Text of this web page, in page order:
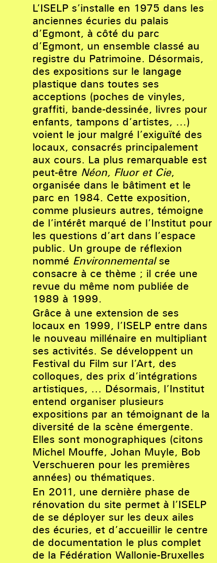
L’ISELP s’installe en 1975 dans les
anciennes écuries du palais
d’Egmont, à côté du parc
d’Egmont, un ensemble classé au
registre du Patrimoine. Désormais,
des expositions sur le langage
plastique dans toutes ses
acceptions (poches de vinyles,
graffiti, bande-dessinée, livres pour
enfants, tampons d’artistes, …)
voient le jour malgré l’exiguïté des
locaux, consacrés principalement
aux cours. La plus remarquable est
peut-être Néon, Fluor et Cie,
organisée dans le bâtiment et le
parc en 1984. Cette exposition,
comme plusieurs autres, témoigne
de l’intérêt marqué de l’Institut pour
les questions d’art dans l’espace
public. Un groupe de réflexion
nommé Environnementalse
consacre à ce thème ; il crée une
revue du même nom publiée de
1989 à 1999.
Grâce à une extension de ses
locaux en 1999, l’ISELP entre dans
le nouveau millénaire en multipliant
ses activités. Se développent un
Festival du Film sur l’Art, des
colloques, des prix d’intégrations
artistiques, … Désormais, l’Institut
entend organiser plusieurs
expositions par an témoignant de la
diversité de la scène émergente.
Elles sont monographiques (citons
Michel Mouffe, Johan Muyle, Bob
Verschueren pour les premières
années) ou thématiques.
En 2011, une dernière phase de
rénovation du site permet à l’ISELP
de se déployer sur les deux ailes
des écuries, et d’accueillir le centre
de documentation le plus complet
de la Fédération Wallonie-Bruxelles